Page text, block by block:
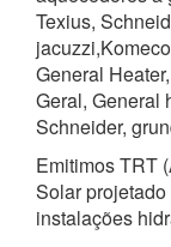
Texius,
General
Geral, General
Schneider,
Emitimos TRT
Solar
instalações